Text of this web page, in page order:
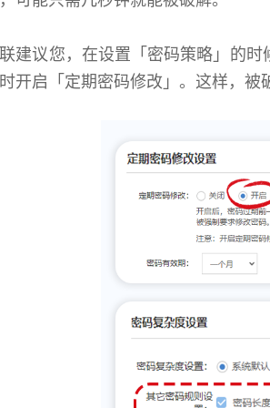
建议您，在设置「密码策略」的
开启「定期密码修改」。这样，被